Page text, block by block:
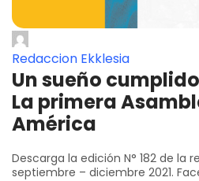
Redaccion Ekklesia
Un sueño
La primera
América
Descarga la edición N° 182 de la
septiembre – diciembre 2021.